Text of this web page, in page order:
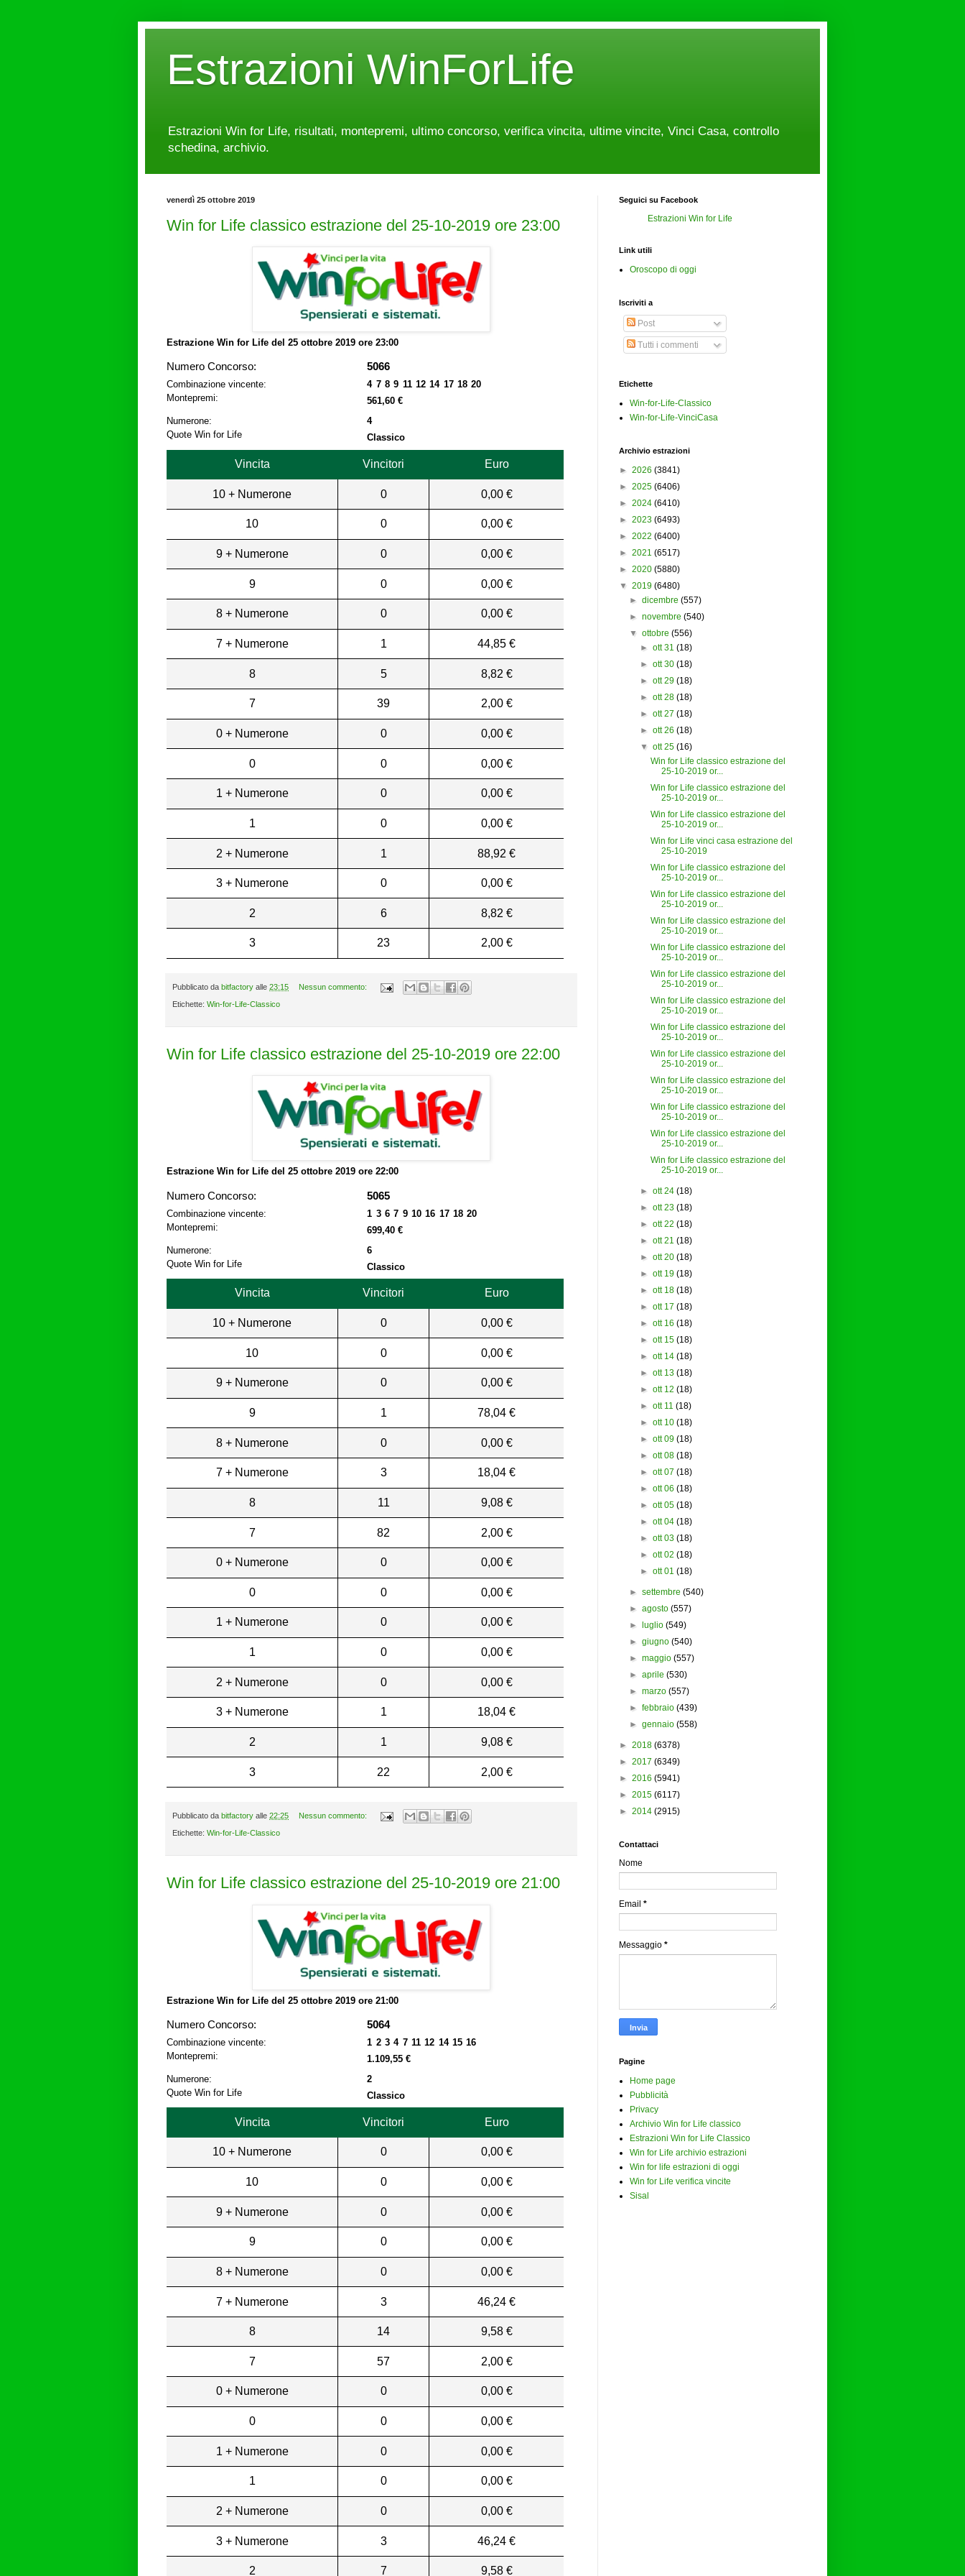
Estrazioni WinForLife
Estrazioni Win for Life, risultati, montepremi, ultimo concorso, verifica vincita, ultime vincite, Vinci Casa, controllo
schedina, archivio.
venerdì 25 ottobre 2019
Win for Life classico estrazione del 25-10-2019 ore 23:00
Estrazione Win for Life del 25 ottobre 2019 ore 23:00
Numero Concorso: 5066
Combinazione vincente:
4 7 8 9 11 12 14 17 18 20
Montepremi:
561,60 €
Numerone:
4
Quote Win for Life
Classico
Vincita Vincitori Euro
10 + Numerone 0 0,00 €
10 0 0,00 €
9 + Numerone 0 0,00 €
9 0 0,00 €
8 + Numerone 0 0,00 €
7 + Numerone 1 44,85 €
8 5 8,82 €
7 39 2,00 €
0 + Numerone 0 0,00 €
0 0 0,00 €
1 + Numerone 0 0,00 €
1 0 0,00 €
2 + Numerone 1 88,92 €
3 + Numerone 0 0,00 €
2 6 8,82 €
3 23 2,00 €
Pubblicato da bitfactory alle 23:15 Nessun commento:
Etichette: Win-for-Life-Classico
Win for Life classico estrazione del 25-10-2019 ore 22:00
Estrazione Win for Life del 25 ottobre 2019 ore 22:00
Numero Concorso: 5065
Combinazione vincente:
1 3 6 7 9 10 16 17 18 20
Montepremi:
699,40 €
Numerone:
6
Quote Win for Life
Classico
Vincita Vincitori Euro
10 + Numerone 0 0,00 €
10 0 0,00 €
9 + Numerone 0 0,00 €
9 1 78,04 €
8 + Numerone 0 0,00 €
7 + Numerone 3 18,04 €
8 11 9,08 €
7 82 2,00 €
0 + Numerone 0 0,00 €
0 0 0,00 €
1 + Numerone 0 0,00 €
1 0 0,00 €
2 + Numerone 0 0,00 €
3 + Numerone 1 18,04 €
2 1 9,08 €
3 22 2,00 €
Pubblicato da bitfactory alle 22:25 Nessun commento:
Etichette: Win-for-Life-Classico
Win for Life classico estrazione del 25-10-2019 ore 21:00
Estrazione Win for Life del 25 ottobre 2019 ore 21:00
Numero Concorso: 5064
Combinazione vincente:
1 2 3 4 7 11 12 14 15 16
Montepremi:
1.109,55 €
Numerone:
2
Quote Win for Life
Classico
Vincita Vincitori Euro
10 + Numerone 0 0,00 €
10 0 0,00 €
9 + Numerone 0 0,00 €
9 0 0,00 €
8 + Numerone 0 0,00 €
7 + Numerone 3 46,24 €
8 14 9,58 €
7 57 2,00 €
0 + Numerone 0 0,00 €
0 0 0,00 €
1 + Numerone 0 0,00 €
1 0 0,00 €
2 + Numerone 0 0,00 €
3 + Numerone 3 46,24 €
2 7 9,58 €
Seguici su Facebook
Estrazioni Win for Life
Link utili
Oroscopo di oggi
Iscriviti a
Post
Tutti i commenti
Etichette
Win-for-Life-Classico
Win-for-Life-VinciCasa
Archivio estrazioni
► 2026 (3841)
► 2025 (6406)
► 2024 (6410)
► 2023 (6493)
► 2022 (6400)
► 2021 (6517)
► 2020 (5880)
▼ 2019 (6480)
►dicembre (557)
►novembre (540)
▼ ottobre (556)
► ott 31 (18)
► ott 30 (18)
► ott 29 (18)
► ott 28 (18)
► ott 27 (18)
► ott 26 (18)
▼ ott 25 (16)
Win for Life classico estrazione del
25-10-2019 or...
Win for Life classico estrazione del
25-10-2019 or...
Win for Life classico estrazione del
25-10-2019 or...
Win for Life vinci casa estrazione del
25-10-2019
Win for Life classico estrazione del
25-10-2019 or...
Win for Life classico estrazione del
25-10-2019 or...
Win for Life classico estrazione del
25-10-2019 or...
Win for Life classico estrazione del
25-10-2019 or...
Win for Life classico estrazione del
25-10-2019 or...
Win for Life classico estrazione del
25-10-2019 or...
Win for Life classico estrazione del
25-10-2019 or...
Win for Life classico estrazione del
25-10-2019 or...
Win for Life classico estrazione del
25-10-2019 or...
Win for Life classico estrazione del
25-10-2019 or...
Win for Life classico estrazione del
25-10-2019 or...
Win for Life classico estrazione del
25-10-2019 or...
► ott 24 (18)
► ott 23 (18)
► ott 22 (18)
► ott 21 (18)
► ott 20 (18)
► ott 19 (18)
► ott 18 (18)
► ott 17 (18)
► ott 16 (18)
► ott 15 (18)
► ott 14 (18)
► ott 13 (18)
► ott 12 (18)
► ott 11 (18)
► ott 10 (18)
► ott 09 (18)
► ott 08 (18)
► ott 07 (18)
► ott 06 (18)
► ott 05 (18)
► ott 04 (18)
► ott 03 (18)
► ott 02 (18)
► ott 01 (18)
►settembre (540)
►agosto (557)
►
luglio (549)
►giugno (540)
►maggio (557)
►aprile (530)
►marzo (557)
►febbraio (439)
►gennaio (558)
► 2018 (6378)
► 2017 (6349)
► 2016 (5941)
► 2015 (6117)
► 2014 (2915)
Contattaci
Nome
Email *
Messaggio *
Pagine
Home page
Pubblicità
Privacy
Archivio Win for Life classico
Estrazioni Win for Life Classico
Win for Life archivio estrazioni
Win for life estrazioni di oggi
Win for Life verifica vincite
Sisal